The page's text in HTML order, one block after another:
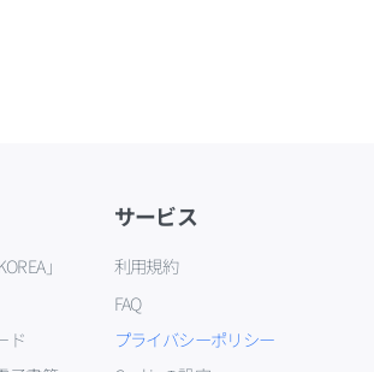
」
ド
サービス
利用規約
FAQ
プライバシーポリシー